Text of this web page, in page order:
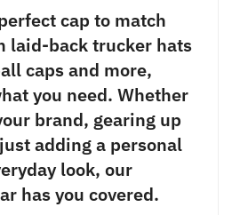
cap to match
laid-back trucker hats
caps and more,
you need. Whether
brand, gearing up
adding a personal
look, our
has you covered.